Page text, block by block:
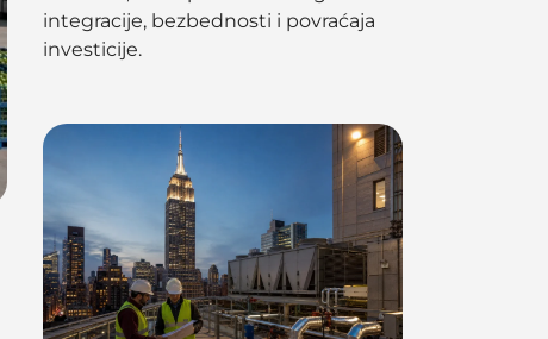
integracije, bezbednosti i povraćaja
investicije.